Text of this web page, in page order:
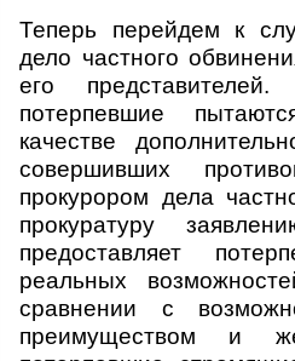
Теперь перейдем к
дело частного
его
потерпевшие
качестве
совершивших
прокурором дела
прокуратуру
предоставляет
реальных
сравнении с
преимуществом и